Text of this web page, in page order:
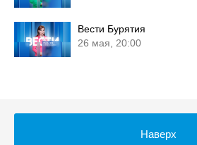
Вести Бурятия
26 мая, 20:00
Наверх